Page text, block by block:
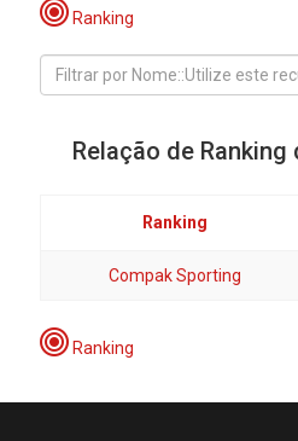
Ranking
Relação de
Ranking
Compak Sporting
Ranking